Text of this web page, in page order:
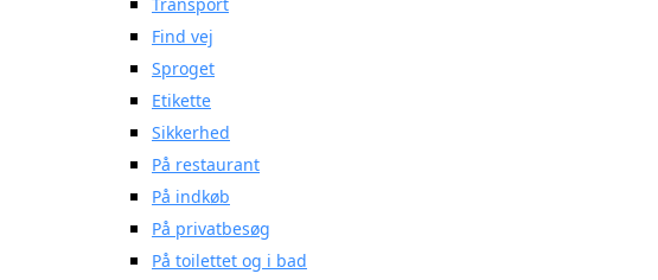
Find vej
Sproget
Etikette
Sikkerhed
På restaurant
På indkøb
På privatbesøg
På toilettet og i bad